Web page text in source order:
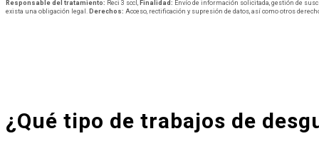
Responsable del tratamiento: Reci 3 sccl, Finalidad: Envío de información solicitada, gestión de
exista una obligación legal.
Derechos: Acceso, rectificación y supresión de datos, así como otros
¿Qué tipo de trabajos de